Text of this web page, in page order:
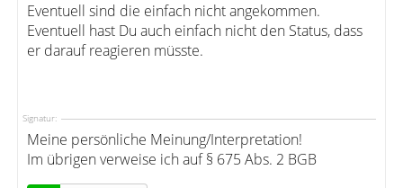
Eventuell sind die einfach nicht angekommen.
Eventuell hast Du auch einfach nicht den Status, dass
er darauf reagieren müsste.
Signatur:
Meine persönliche Meinung/Interpretation!
Im übrigen verweise ich auf § 675 Abs. 2 BGB